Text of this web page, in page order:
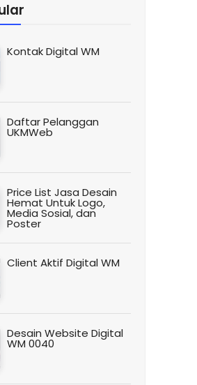
Kontak Digital WM
Daftar Pelanggan
UKMWeb
Price List Jasa Desain
Hemat Untuk Logo,
Media Sosial, dan
Poster
Client Aktif Digital WM
Desain Website Digital
WM 0040